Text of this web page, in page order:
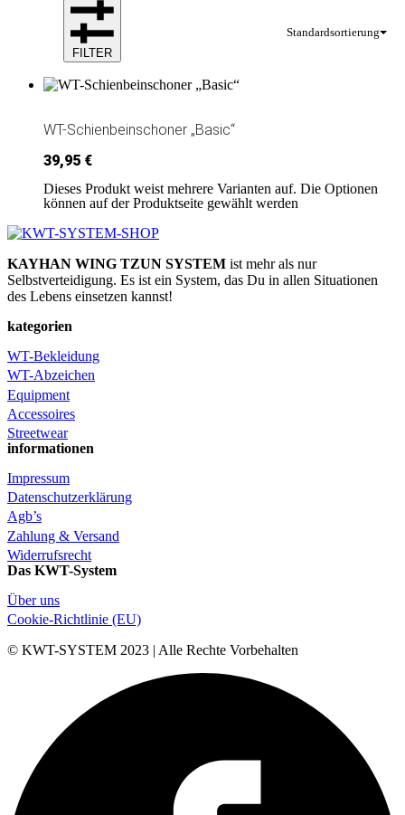
Standardsortierung
FILTER
WT-Schienbeinschoner „Basic“
39,95 €
Dieses Produkt weist mehrere Varianten auf. Die Optionen
können auf der Produktseite gewählt werden
KAYHAN WING TZUN SYSTEM ist mehr als nur
Selbstverteidigung. Es ist ein System, das Du in allen Situationen
des Lebens einsetzen kannst!
kategorien
WT-Bekleidung
WT-Abzeichen
Equipment
Accessoires
Streetwear
informationen
Impressum
Datenschutzerklärung
Agb’s
Zahlung & Versand
Widerrufsrecht
Das KWT-System
Über uns
Cookie-Richtlinie (EU)
© KWT-SYSTEM 2023 | Alle Rechte Vorbehalten